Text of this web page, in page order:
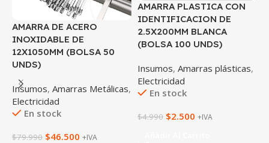
AMARRA DE ACERO
INOXIDABLE DE
12X1050MM (BOLSA 50
UNDS)
Insumos, Amarras Metálicas,
Electricidad
En stock
$79.990 $46.500 +IVA
AMARRA PLASTICA CON
IDENTIFICACION DE
2.5X200MM BLANCA
(BOLSA 100 UNDS)
Insumos, Amarras plásticas,
Electricidad
En stock
$4.990 $2.500 +IVA